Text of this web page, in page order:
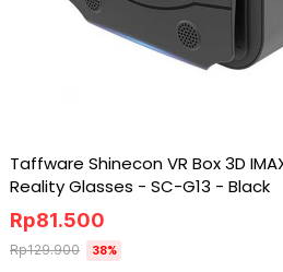
Taffware Shinecon VR Box 3D
Reality Glasses - SC-G13 - Black
Rp81.500
Rp129.900 38%